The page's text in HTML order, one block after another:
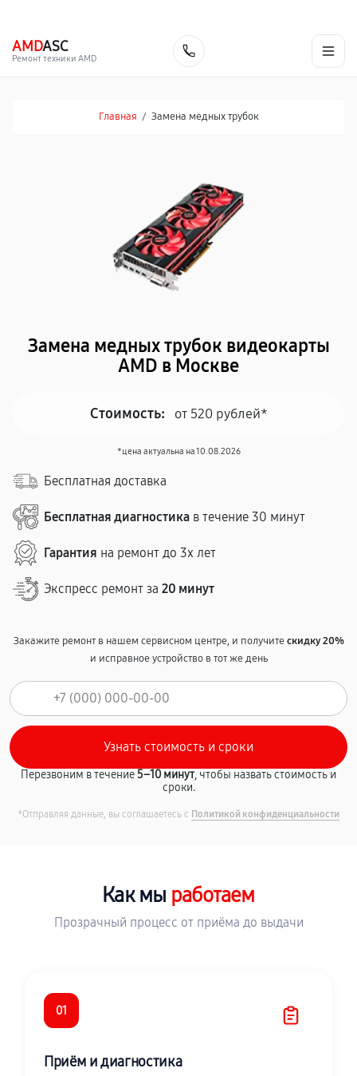
AMDASC
Ремонт техники AMD
Главная / Замена медных трубок
Замена медных трубок видеокарты
AMD в Москве
Стоимость: от 520 рублей*
*цена актуальна на 10.08.2026
Бесплатная доставка
Бесплатная диагностика в течение 30 минут
Гарантия на ремонт до 3х лет
Экспресс ремонт за 20 минут
Закажите ремонт в нашем сервисном центре, и получитескидку 20%
и исправное устройство в тот же день
Перезвоним в течение5–10 минут, чтобы назвать стоимость и
сроки.
*Отправляя данные, вы соглашаетесь с Политикой конфиденциальности
Как мы работаем
Прозрачный процесс от приёма до выдачи
01
Приём и диагностика